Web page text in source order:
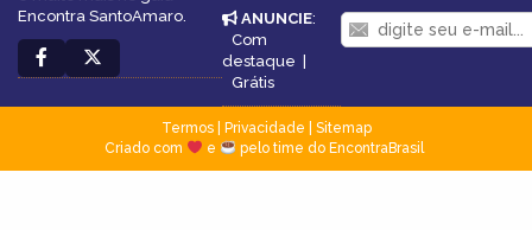
Encontra SantoAmaro.
ANUNCIE:
Com
destaque |
Grátis
Termos| Privacidade
Sitemap
Criado com
e pelo time do EncontraBrasil